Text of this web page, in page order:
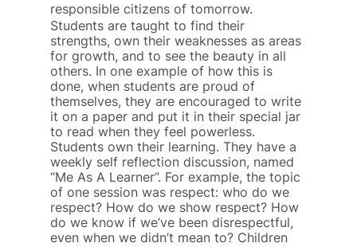
responsible citizens of tomorrow.
Students are taught to find their
strengths, own their weaknesses as areas
for growth, and to see the beauty in all
others. In one example of how this is
done, when students are proud of
themselves, they are encouraged to write
it on a paper and put it in their special jar
to read when they feel powerless.
Students own their learning. They have a
weekly self reflection discussion, named
“Me As A Learner”. For example, the topic
of one session was respect: who do we
respect? How do we show respect? How
do we know if we’ve been disrespectful,
even when we didn’t mean to? Children